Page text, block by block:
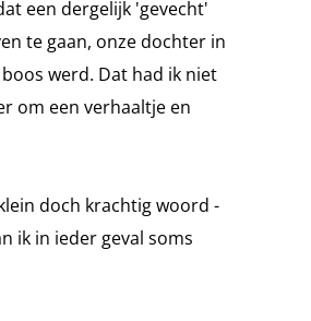
een dergelijk 'gevecht'
te gaan, onze dochter in
werd. Dat had ik niet
om een verhaaltje en
doch krachtig woord -
ik in ieder geval soms